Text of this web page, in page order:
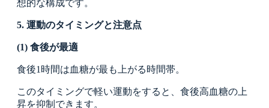
想的な構成です。
5. 運動のタイミングと注意点
(1) 食後が最適
食後1時間は血糖が最も上がる時間帯。
このタイミングで軽い運動をすると、食後高血糖の上
昇を抑制できます。